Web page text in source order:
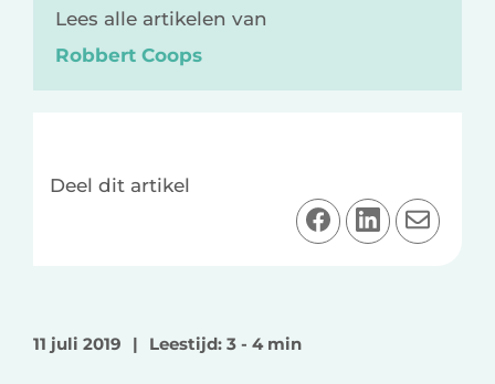
Lees alle artikelen van
Robbert Coops
Deel dit artikel
D
e
D
e
D
e
11 juli 2019 | Leestijd: 3 - 4 min